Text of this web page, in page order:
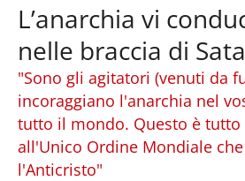
L’anarchia vi
nelle braccia di
"Sono gli agitatori (venuti da
incoraggiano l'anarchia nel
tutto il mondo. Questo è
all'Unico Ordine Mondiale
l'Anticristo"